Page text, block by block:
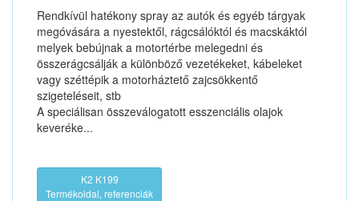
Rendkívül hatékony spray az autók és egyéb tárgyak
megóvására a nyestektől, rágcsálóktól és macskáktól
melyek bebújnak a motortérbe melegedni és
összerágcsálják a különböző vezetékeket, kábeleket
vagy széttépik a motorháztető zajcsökkentő
szigeteléseit, stb
A speciálisan összeválogatott esszenciális olajok
keveréke...
K2 K199
Termékoldal, referenciák